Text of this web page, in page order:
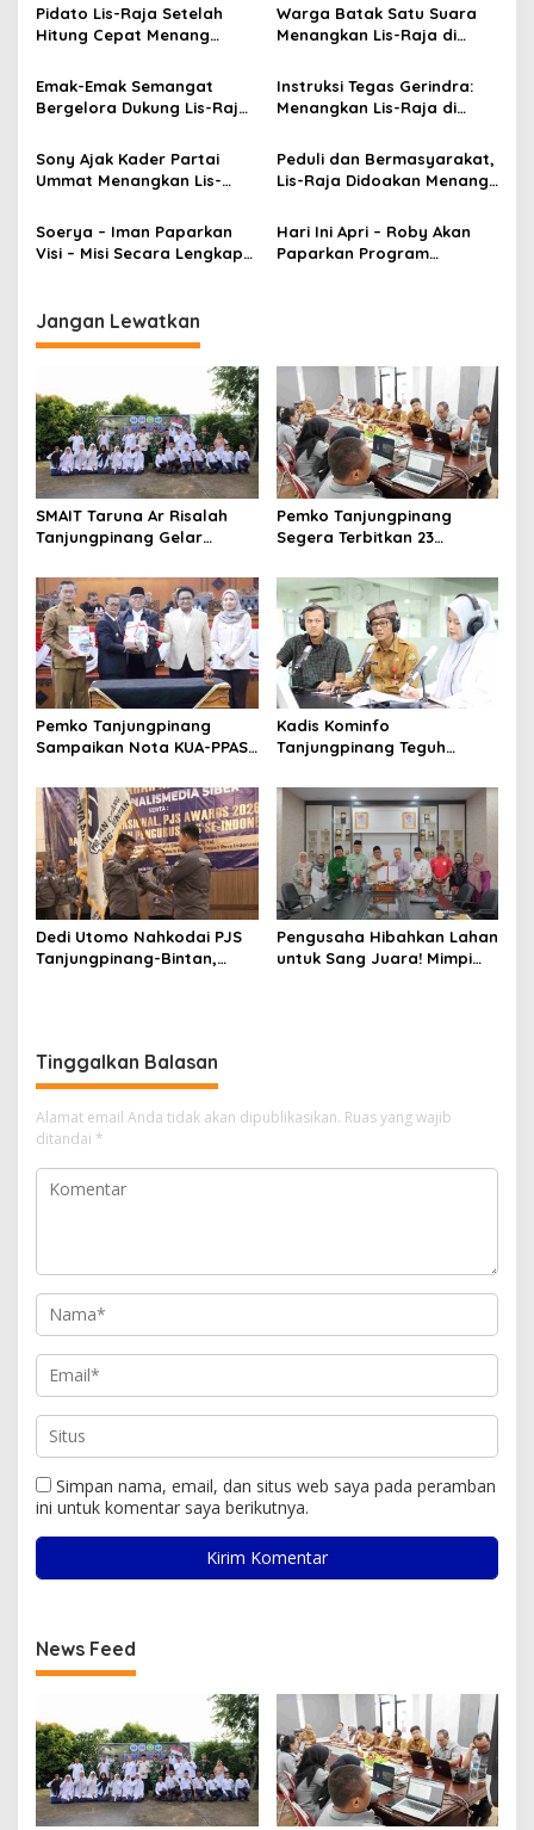
s
i
p
o
s
Pidato Lis-Raja Setelah
Hitung Cepat Menang
Tanjungpinang
Warga Batak Satu Suara
Menangkan Lis-Raja di
Emak-Emak Semangat
Bergelora Dukung Lis-Raja
Instruksi Tegas Gerindra:
Menangkan Lis-Raja di
Sony Ajak Kader Partai
Ummat Menangkan Lis-
Tanjungpinang
Peduli dan Bermasyarakat,
Lis-Raja Didoakan Menang
Soerya – Iman Paparkan
Visi – Misi Secara Lengkap
Hari Ini Apri – Roby Akan
Paparkan Program
Jangan Lewatkan
SMAIT Taruna Ar Risalah
Tanjungpinang Gelar
Tanamkan Disiplin dan Jiwa
Kepemimpinan
Pemko Tanjungpinang
Segera Terbitkan 23
Pemko Tanjungpinang
Sampaikan Nota KUA-PPAS
DPRD
Kadis Kominfo
Tanjungpinang Teguh
Warga Jadi Bahan Evaluasi
Pemerintah
Dedi Utomo Nahkodai PJS
Tanjungpinang-Bintan,
Pengusaha Hibahkan Lahan
untuk Sang Juara! Mimpi
Tinggalkan Balasan
Alamat email Anda tidak akan dipublikasikan. Ruas yang wajib
ditandai *
Simpan nama, email, dan situs web saya pada peramban
ini untuk komentar saya berikutnya.
News Feed